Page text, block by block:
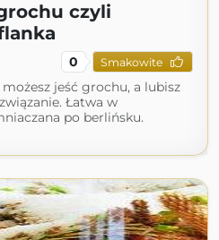
czyli
0 Smakowite
jeść grochu, a lubisz
Łatwa w
po berlińsku.